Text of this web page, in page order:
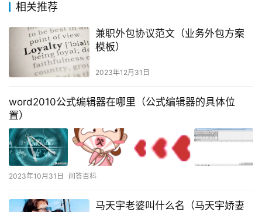
相关推荐
兼职外包协议范文（业务外包方案
模板）
2023年12月31日
word2010公式编辑器在哪里（公式编辑器的具体位
置）
2023年10月31日 问答百科
马天宇老婆叫什么名（马天宇娇妻